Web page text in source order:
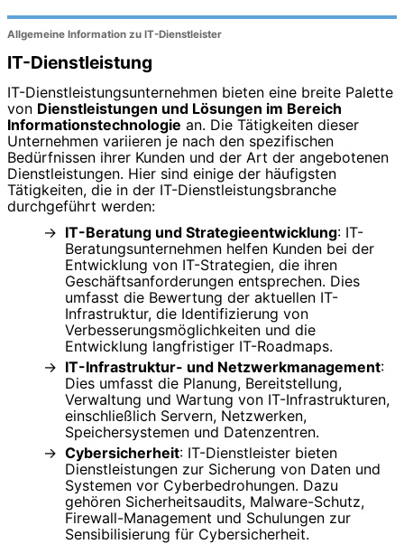
Allgemeine Information zu IT-Dienstleister
IT-Dienstleistung
IT-Dienstleistungsunternehmen bieten eine breite Palette
von Dienstleistungen und Lösungen im Bereich
Informationstechnologie an. Die Tätigkeiten dieser
Unternehmen variieren je nach den spezifischen
Bedürfnissen ihrer Kunden und der Art der angebotenen
Dienstleistungen. Hier sind einige der häufigsten
Tätigkeiten, die in der IT-Dienstleistungsbranche
durchgeführt werden:
IT-Beratung und Strategieentwicklung: IT-
Beratungsunternehmen helfen Kunden bei der
Entwicklung von IT-Strategien, die ihren
Geschäftsanforderungen entsprechen. Dies
umfasst die Bewertung der aktuellen IT-
Infrastruktur, die Identifizierung von
Verbesserungsmöglichkeiten und die
Entwicklung langfristiger IT-Roadmaps.
IT-Infrastruktur- und Netzwerkmanagement:
Dies umfasst die Planung, Bereitstellung,
Verwaltung und Wartung von IT-Infrastrukturen,
einschließlich Servern, Netzwerken,
Speichersystemen und Datenzentren.
Cybersicherheit: IT-Dienstleister bieten
Dienstleistungen zur Sicherung von Daten und
Systemen vor Cyberbedrohungen. Dazu
gehören Sicherheitsaudits, Malware-Schutz,
Firewall-Management und Schulungen zur
Sensibilisierung für Cybersicherheit.